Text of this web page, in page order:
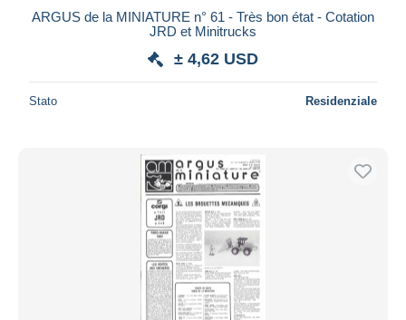
ARGUS de la MINIATURE n° 61 - Très bon état - Cotation
JRD et Minitrucks
± 4,62 USD
Stato Residenziale